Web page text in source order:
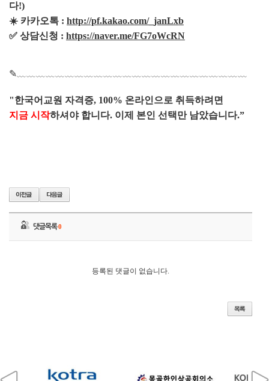
다!)
☀️ 카카오톡 : http://pf.kakao.com/_janLxb
✅ 상담신청 : https://naver.me/FG7oWcRN
✎﹏﹏﹏﹏﹏﹏﹏﹏﹏﹏﹏﹏﹏﹏﹏﹏﹏﹏﹏﹏﹏﹏﹏﹏
"한국어교원 자격증, 100% 온라인으로 취득하려면
지금 시작하셔야 합니다. 이제 본인 선택만 남았습니다.”
댓글목록0
등록된 댓글이 없습니다.